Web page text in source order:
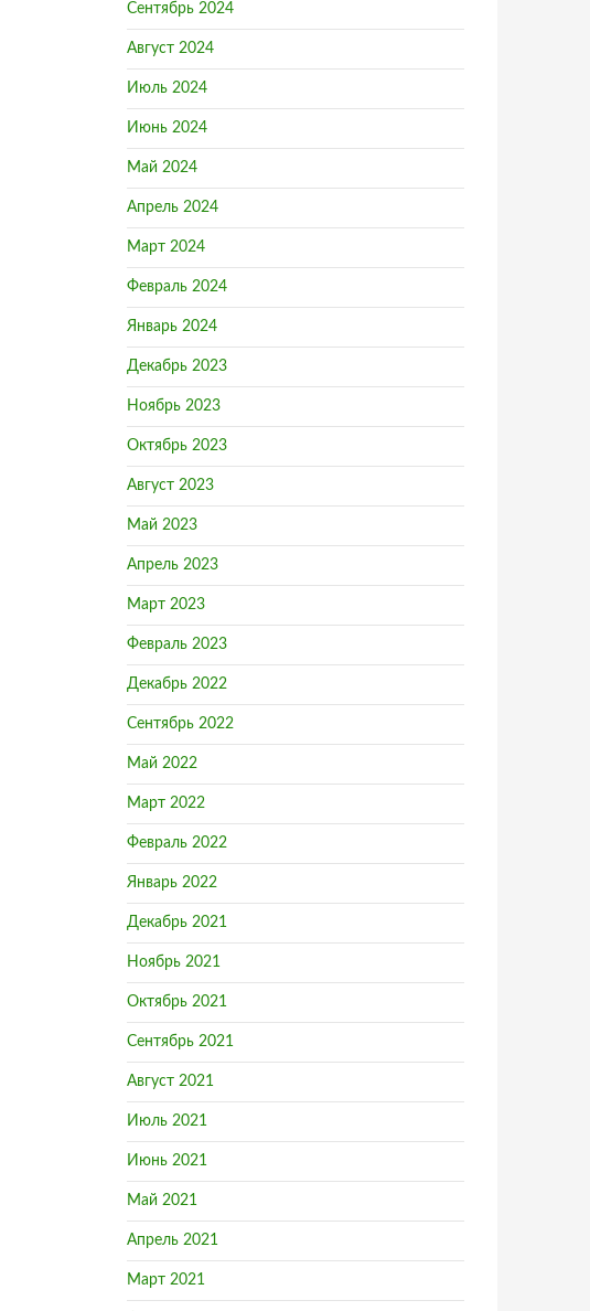
Сентябрь 2024
Август 2024
Июль 2024
Июнь 2024
Май 2024
Апрель 2024
Март 2024
Февраль 2024
Январь 2024
Декабрь 2023
Ноябрь 2023
Октябрь 2023
Август 2023
Май 2023
Апрель 2023
Март 2023
Февраль 2023
Декабрь 2022
Сентябрь 2022
Май 2022
Март 2022
Февраль 2022
Январь 2022
Декабрь 2021
Ноябрь 2021
Октябрь 2021
Сентябрь 2021
Август 2021
Июль 2021
Июнь 2021
Май 2021
Апрель 2021
Март 2021